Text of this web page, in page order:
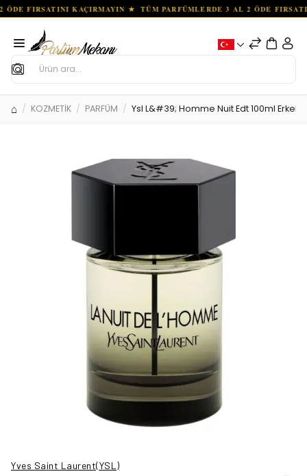
Ara
KOZMETİK PARFÜM Ysl L&#39; Homme Nuit Edt 100ml Erkek
Yves Saint Laurent(YSL)